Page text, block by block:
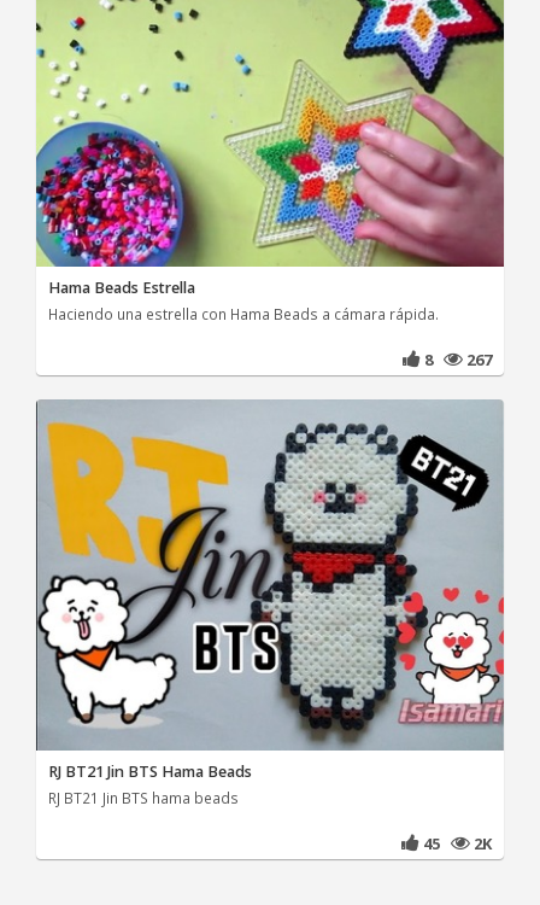
Hama Beads Estrella
Haciendo una estrella con Hama Beads a cámara rápida.
8 267
RJ BT21 Jin BTS Hama Beads
RJ BT21 Jin BTS hama beads
45 2K